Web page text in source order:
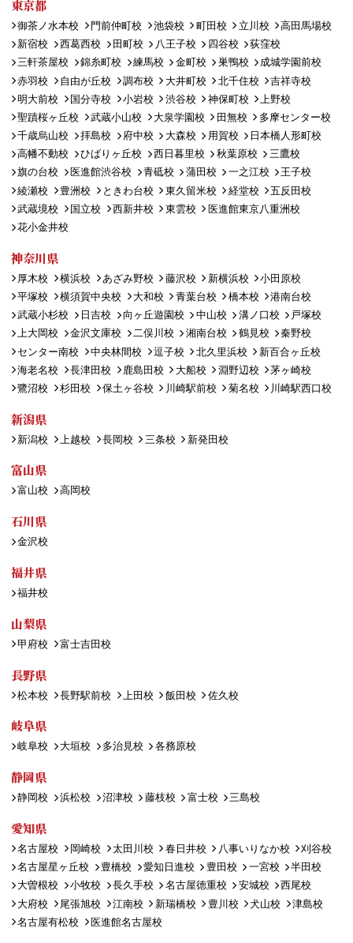
東京都
御茶ノ水本校 門前仲町校 池袋校 町田校 立川校
高田馬場校
新宿校
西葛西校 田町校 八王子校 四谷校
荻窪校
三軒茶屋校
錦糸町校 練馬校 金町校 巣鴨校
成城学園前校
赤羽校
自由が丘校 調布校 大井町校 北千住校
吉祥寺校
明大前校
国分寺校 小岩校 渋谷校 神保町校
上野校
聖蹟桜ヶ丘校
武蔵小山校 大泉学園校 田無校
多摩センター校
千歳烏山校
拝島校 府中校 大森校 用賀校
日本橋人形町校
高幡不動校
ひばりヶ丘校 西日暮里校 秋葉原校
三鷹校
旗の台校
医進館渋谷校 青砥校 蒲田校 一之江校
王子校
綾瀬校
豊洲校 ときわ台校 東久留米校 経堂校
五反田校
武蔵境校
国立校 西新井校 東雲校
医進館東京八重洲校
花小金井校
神奈川県
厚木校 横浜校 あざみ野校 藤沢校 新横浜校
小田原校
平塚校
横須賀中央校 大和校 青葉台校 橋本校
港南台校
武蔵小杉校
日吉校 向ヶ丘遊園校 中山校 溝ノ口校
戸塚校
上大岡校
金沢文庫校 二俣川校 湘南台校 鶴見校
秦野校
センター南校
中央林間校 逗子校 北久里浜校
新百合ヶ丘校
海老名校
長津田校 鹿島田校 大船校 淵野辺校
茅ヶ崎校
鷺沼校
杉田校 保土ヶ谷校 川崎駅前校 菊名校 川崎駅西口校
新潟県
新潟校 上越校 長岡校 三条校 新発田校
富山県
富山校 高岡校
石川県
金沢校
福井県
福井校
山梨県
甲府校 富士吉田校
長野県
松本校 長野駅前校 上田校 飯田校 佐久校
岐阜県
岐阜校 大垣校 多治見校 各務原校
静岡県
静岡校 浜松校 沼津校 藤枝校 富士校 三島校
愛知県
名古屋校 岡崎校 太田川校 春日井校 八事いりなか校
刈谷校
名古屋星ヶ丘校
豊橋校 愛知日進校 豊田校 一宮校
半田校
大曽根校
小牧校 長久手校 名古屋徳重校 安城校
西尾校
大府校
尾張旭校 江南校 新瑞橋校 豊川校 犬山校
津島校
名古屋有松校
医進館名古屋校